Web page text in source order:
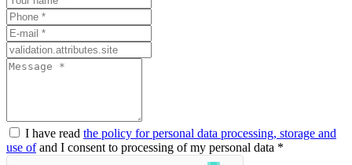
I have read the policy for personal data processing, storage and
use ofand I consent to processing of my personal data *